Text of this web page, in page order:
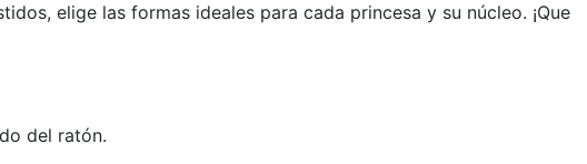
elige las formas ideales para cada princesa y su núcleo. ¡Que
del ratón.